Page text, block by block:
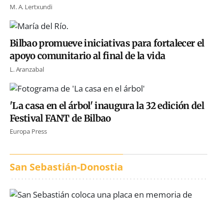
M. A. Lertxundi
Bilbao promueve iniciativas para fortalecer el
apoyo comunitario al final de la vida
L. Aranzabal
'La casa en el árbol' inaugura la 32 edición del
Festival FANT de Bilbao
Europa Press
San Sebastián-Donostia